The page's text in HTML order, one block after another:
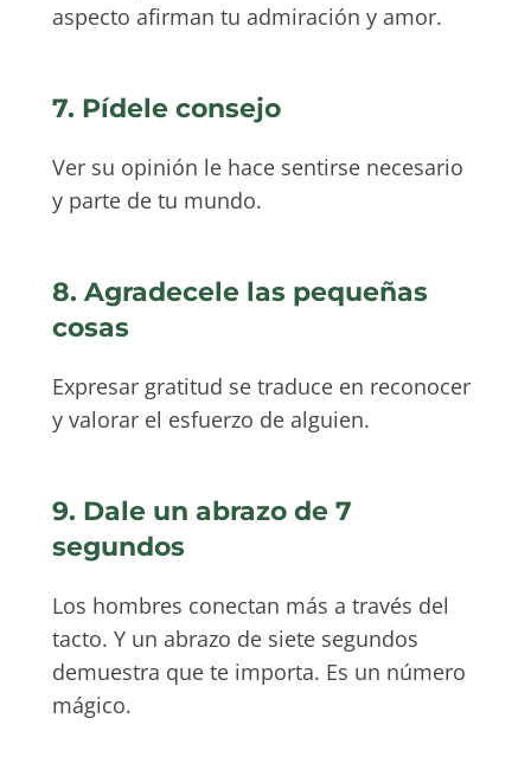
aspecto afirman tu admiración y amor.
7. Pídele consejo
Ver su opinión le hace sentirse necesario
y parte de tu mundo.
8. Agradecele las pequeñas
cosas
Expresar gratitud se traduce en reconocer
y valorar el esfuerzo de alguien.
9. Dale un abrazo de 7
segundos
Los hombres conectan más a través del
tacto. Y un abrazo de siete segundos
demuestra que te importa. Es un número
mágico.